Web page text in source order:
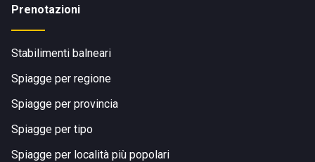
Prenotazioni
Stabilimenti balneari
Spiagge per regione
Spiagge per provincia
Spiagge per tipo
Spiagge per località più popolari